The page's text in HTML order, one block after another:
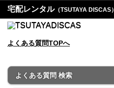
宅配レンタル（TSUTAYA DISCAS）
よくある質問TOPへ
よくある質問 検索